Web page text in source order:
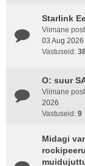
Starlink
Viimane
03 Aug 2026
Vastuseid:
O: suur
Viimane
2026
Vastuseid: 9
Midagi